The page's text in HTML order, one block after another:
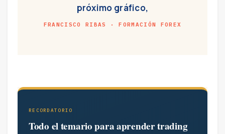
próximo gráfico,
FRANCISCO RIBAS · FORMACIÓN FOREX
RECORDATORIO
Todo el temario para aprender trading